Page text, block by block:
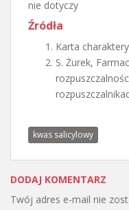
nie dotyczy
Źródła
Karta
S. Żurek,
kwas salicylowy
DODAJ KOMENTARZ
Twój adres e-mail nie